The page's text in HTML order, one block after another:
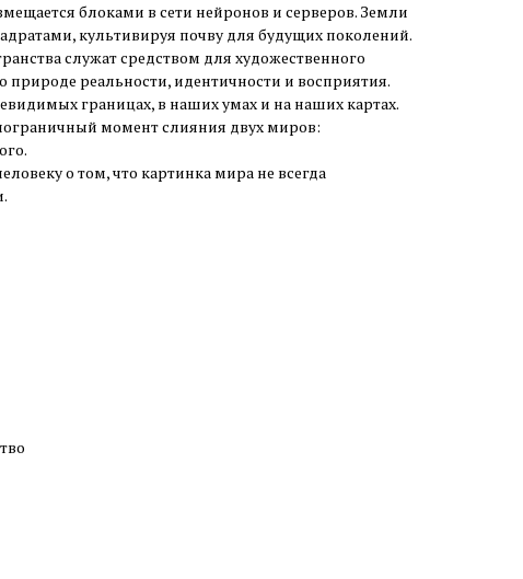
блоками в сети нейронов и серверов. Земли
культивируя почву для будущих поколений.
служат средством для художественного
реальности, идентичности и восприятия.
границах, в наших умах и на наших картах.
момент слияния двух миров:
о том, что картинка мира не всегда